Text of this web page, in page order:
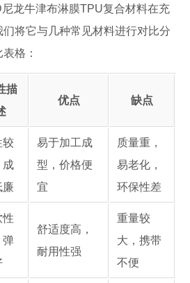
龙牛津布淋膜TPU复合材料在充
将它与几种常见材料进行对比分
格：
描
优点 缺点
较
成
廉
易于加工成
型，价格便
宜
质量重，
易老化，
环保性差
性
弹
舒适度高，
耐用性强
重量较
大，携带
不便